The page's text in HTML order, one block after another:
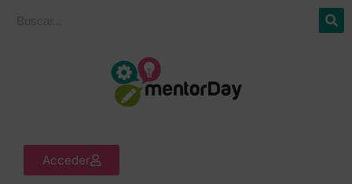
Acceder